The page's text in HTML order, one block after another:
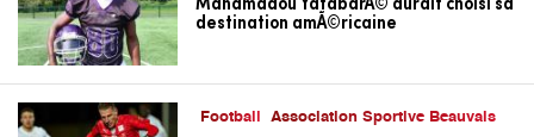
destination amÃ©ricaine
Football
Association Sportive Beauvais